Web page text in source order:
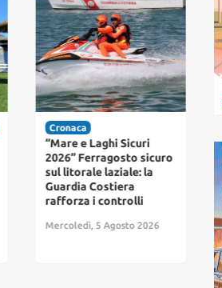
Cronaca
“Mare e Laghi Sicuri
2026” Ferragosto sicuro
sul litorale laziale: la
Guardia Costiera
rafforza i controlli
Mercoledì, 5 Agosto 2026